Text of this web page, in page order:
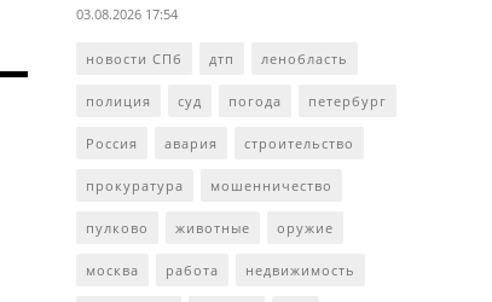
03.08.2026 17:54
новости СПб дтп ленобласть
полиция суд погода петербург
Россия авария строительство
прокуратура мошенничество
пулково животные оружие
москва работа недвижимость